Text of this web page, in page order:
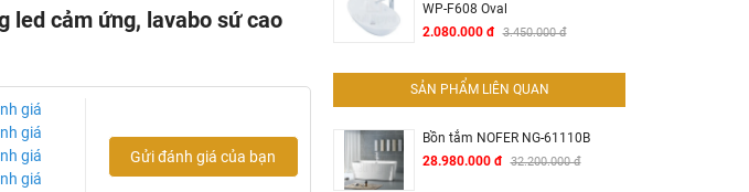
led cảm ứng, lavabo sứ cao
giá
giá
giá
giá
Gửi đánh giá của bạn
WP-F608 Oval
2.080.000 đ 3.450.000 đ
SẢN PHẨM LIÊN QUAN
Bồn tắm NOFER NG-61110B
28.980.000 đ 32.200.000 đ